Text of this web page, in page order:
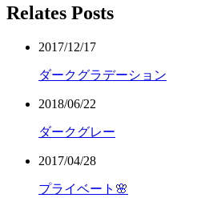
Relates Posts
2017/12/17
ダークグラデーション
2018/06/22
ダークグレー
2017/04/28
プライベート🌸